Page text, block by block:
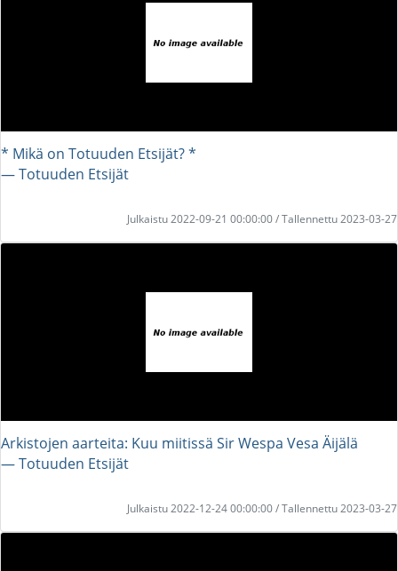
* Mikä on Totuuden Etsijät? *
― Totuuden Etsijät
Julkaistu 2022-09-21 00:00:00 / Tallennettu 2023-03-27
Arkistojen aarteita: Kuu miitissä Sir Wespa Vesa Äijälä
― Totuuden Etsijät
Julkaistu 2022-12-24 00:00:00 / Tallennettu 2023-03-27